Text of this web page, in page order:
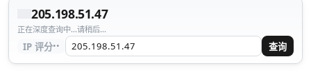
205.198.51.47
正在深度查询中...请稍后...
IP 评分·· 查询